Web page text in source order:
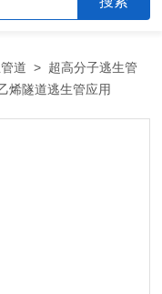
道 > 超高分子逃生管
烯隧道逃生管应用